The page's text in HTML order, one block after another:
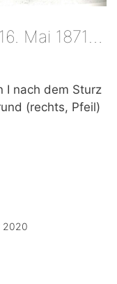
Place Vendome 16. Mai 1871 - Sturz
I nach dem Sturz
(rechts, Pfeil)
2020